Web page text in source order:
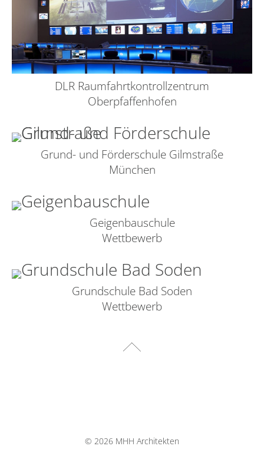
DLR Raumfahrtkontrollzentrum
Oberpfaffenhofen
Grund- und Förderschule Gilmstraße
München
Geigenbauschule
Wettbewerb
Grundschule Bad Soden
Wettbewerb
© 2026 MHH Architekten